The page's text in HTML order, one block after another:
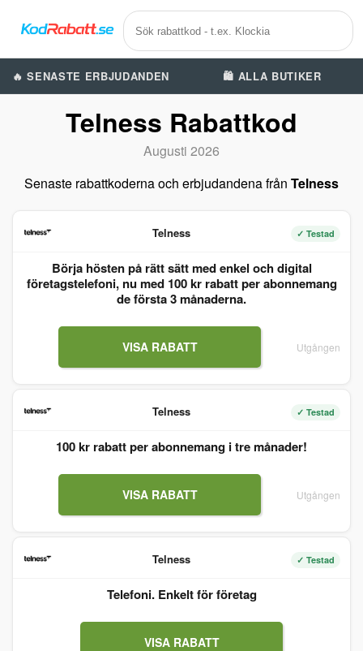
🔥 SENASTE ERBJUDANDEN 🛍️ ALLA BUTIKER
Telness Rabattkod
Augusti 2026
Senaste rabattkoderna och erbjudandena från Telness
Telness ✓ Testad
Börja hösten på rätt sätt med enkel och digital
företagstelefoni, nu med 100 kr rabatt per abonnemang
de första 3 månaderna.
VISA RABATT Utgången
Telness ✓ Testad
100 kr rabatt per abonnemang i tre månader!
VISA RABATT Utgången
Telness ✓ Testad
Telefoni. Enkelt för företag
VISA RABATT